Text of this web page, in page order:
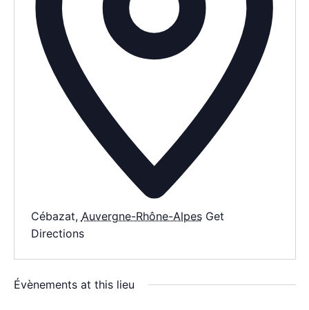
AGENDA
SPECTACLE
À PROPOS
CONTACT
Cébazat, Auvergne-Rhône-Alpes Get
Directions
Évènements at this lieu